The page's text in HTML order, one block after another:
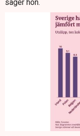
säger hon.